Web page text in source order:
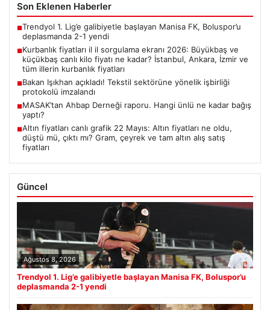
Son Eklenen Haberler
■Trendyol 1. Lig’e galibiyetle başlayan Manisa FK, Boluspor’u
deplasmanda 2-1 yendi
■Kurbanlık fiyatları il il sorgulama ekranı 2026: Büyükbaş ve
küçükbaş canlı kilo fiyatı ne kadar? İstanbul, Ankara, İzmir ve
tüm illerin kurbanlık fiyatları
■Bakan Işıkhan açıkladı! Tekstil sektörüne yönelik işbirliği
protokolü imzalandı
■MASAK’tan Ahbap Derneği raporu. Hangi ünlü ne kadar bağış
yaptı?
■Altın fiyatları canlı grafik 22 Mayıs: Altın fiyatları ne oldu,
düştü mü, çıktı mı? Gram, çeyrek ve tam altın alış satış
fiyatları
Güncel
Ağustos 8, 2026
Trendyol 1. Lig’e galibiyetle başlayan Manisa FK, Boluspor’u
deplasmanda 2-1 yendi